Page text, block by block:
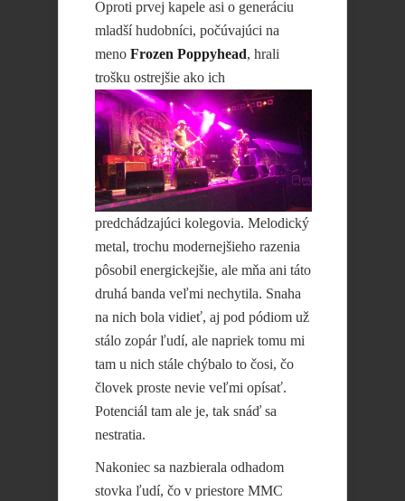
Oproti prvej kapele asi o generáciu
mladší hudobníci, počúvajúci na
meno Frozen Poppyhead, hrali
trošku ostrejšie ako ich
predchádzajúci kolegovia. Melodický
metal, trochu modernejšieho razenia
pôsobil energickejšie, ale mňa ani táto
druhá banda veľmi nechytila. Snaha
na nich bola vidieť, aj pod pódiom už
stálo zopár ľudí, ale napriek tomu mi
tam u nich stále chýbalo to čosi, čo
človek proste nevie veľmi opísať.
Potenciál tam ale je, tak snáď sa
nestratia.
Nakoniec sa nazbierala odhadom
stovka ľudí, čo v priestore MMC